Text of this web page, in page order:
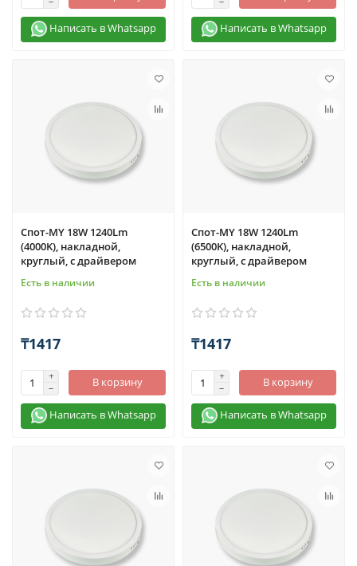
Написать в Whatsapp Написать в Whatsapp
Спот-MY 18W 1240Lm
(4000K), накладной,
круглый, с драйвером
Есть в наличии
₸1417
В корзину
Написать в Whatsapp
Спот-MY 18W 1240Lm
(6500K), накладной,
круглый, с драйвером
Есть в наличии
₸1417
В корзину
Написать в Whatsapp